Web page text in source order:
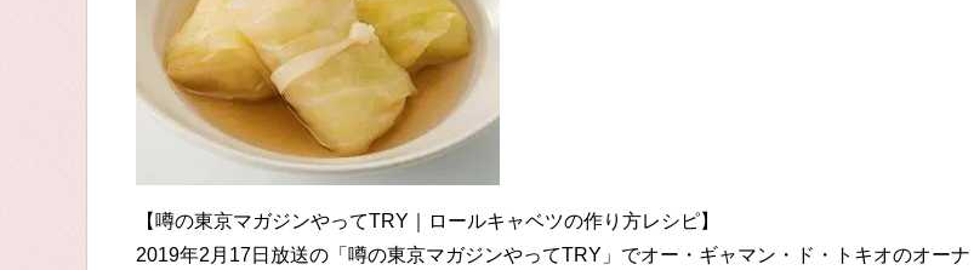
【噂の東京マガジンやってTRY｜ロールキャベツの作り方レシピ】
2019年2月17日放送の「噂の東京マガジンやってTRY」でオー・ギャマン・ド・トキオのオーナ